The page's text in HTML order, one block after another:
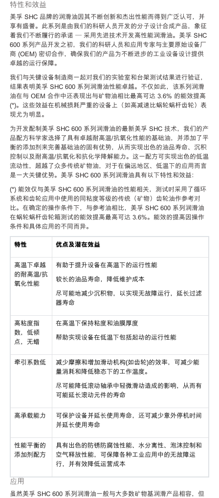
特性和效益
美孚 SHC 品牌的润滑油因其不断创新和杰出性能而得到广泛认可，并
享有盛誉。此系列是由我们的科研人员开发的分子设计合成产品，象征
着我们不断履行的承诺 — 采用先进技术开发高性能润滑油。美孚 SHC
600 系列产品开发之初，我们的科研人员和应用专家与主要原始设备厂
商 (OEM) 密切合作，确保我们的产品为不断进步的工业设备设计提供
卓越的运行保障。
我们与关键设备制造商一起对我们的实验室和台架测试结果进行验证，
结果表明美孚 SHC 600 系列润滑油性能卓越。不仅如此，该系列润滑
油在与 OEM 合作中还表现出与矿物油相比最高可达 3.6% 的能效提高
(*)。这些效益在机械损耗严重的设备上（如高减速比蜗轮蜗杆齿轮）表
现尤为明显。
为开发配制美孚 SHC 600 系列润滑油的最新美孚 SHC 技术，我们的产
品配方科学家选择了具有卓越耐高温/抗氧化性能的基础油，并添加了平
衡的添加剂来完善基础油的固有优势，从而实现出色的油品寿命、沉积
控制以及耐高温/抗氧化和抗化学降解能力。这一配方可实现出色的低温
流动性，超越了众多传统矿物油，对于在偏远地区、低温下的应用而言
是一大关键优势。美孚 SHC 600 系列润滑油具有以下特性和效益：
(*) 能效仅与美孚 SHC 600 系列润滑油的性能相关，测试时采用了循环
系统和齿轮应用中使用的同粘度等级的传统（矿物）齿轮油作参考对
比。在确定的操作条件下，与参考油相比，美孚 SHC 600 系列润滑油
在蜗轮蜗杆齿轮箱测试的能效提高最高可达 3.6%。能效的提高因操作
条件和具体应用的不同而异。
特性 优点及潜在效益
高温下卓越
的耐高温/抗
氧化性能
有助于提升设备在高温下的运行性能
较长的油品寿命，降低维护成本
尽可能地减少沉积物，以实现无故障运行，延长过滤
器寿命
高粘度指
数，低倾
点，无蜡
在高温下保持粘度和油膜厚度
帮助实现设备在低温下包括起动的运行性能
牵引系数低
减少摩擦和增加滑动机构(如齿轮)的效率，可减少能
量消耗和降低稳态下的工作温度。
尽可能降低滚动轴承中轻微滑动造成的影响，从而有
可能延长滚动元件的寿命
高承载能力
可保护设备并延长使用寿命，还可减少意外停机时间
并延长使用寿命
性能平衡的
添加剂配方
具有出色的防锈防腐蚀性能、水分离性、泡沫控制和
空气释放性能，可保障各种工业应用中的无故障运
行，并有效降低运营成本
应用
虽然美孚 SHC 600 系列润滑油一般与大多数矿物基润滑产品相容，但